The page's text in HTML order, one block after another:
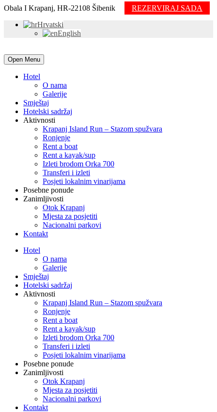
Obala I Krapanj, HR-22108 Šibenik
REZERVIRAJ SADA
Hrvatski
English
Open Menu
Hotel
O nama
Galerije
Smještaj
Hotelski sadržaj
Aktivnosti
Krapanj Island Run – Stazom spužvara
Ronjenje
Rent a boat
Rent a kayak/sup
Izleti brodom Orka 700
Transferi i izleti
Posjeti lokalnim vinarijama
Posebne ponude
Zanimljivosti
Otok Krapanj
Mjesta za posjetiti
Nacionalni parkovi
Kontakt
Hotel
O nama
Galerije
Smještaj
Hotelski sadržaj
Aktivnosti
Krapanj Island Run – Stazom spužvara
Ronjenje
Rent a boat
Rent a kayak/sup
Izleti brodom Orka 700
Transferi i izleti
Posjeti lokalnim vinarijama
Posebne ponude
Zanimljivosti
Otok Krapanj
Mjesta za posjetiti
Nacionalni parkovi
Kontakt